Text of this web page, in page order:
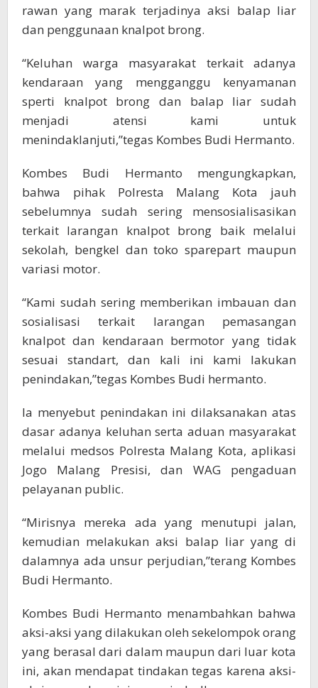
rawan yang marak terjadinya aksi balap liar
dan penggunaan knalpot brong.
“Keluhan warga masyarakat terkait adanya
kendaraan yang mengganggu kenyamanan
sperti knalpot brong dan balap liar sudah
menjadi atensi kami untuk
menindaklanjuti,”tegas Kombes Budi Hermanto.
Kombes Budi Hermanto mengungkapkan,
bahwa pihak Polresta Malang Kota jauh
sebelumnya sudah sering mensosialisasikan
terkait larangan knalpot brong baik melalui
sekolah, bengkel dan toko sparepart maupun
variasi motor.
“Kami sudah sering memberikan imbauan dan
sosialisasi terkait larangan pemasangan
knalpot dan kendaraan bermotor yang tidak
sesuai standart, dan kali ini kami lakukan
penindakan,”tegas Kombes Budi hermanto.
Ia menyebut penindakan ini dilaksanakan atas
dasar adanya keluhan serta aduan masyarakat
melalui medsos Polresta Malang Kota, aplikasi
Jogo Malang Presisi, dan WAG pengaduan
pelayanan public.
“Mirisnya mereka ada yang menutupi jalan,
kemudian melakukan aksi balap liar yang di
dalamnya ada unsur perjudian,”terang Kombes
Budi Hermanto.
Kombes Budi Hermanto menambahkan bahwa
aksi-aksi yang dilakukan oleh sekelompok orang
yang berasal dari dalam maupun dari luar kota
ini, akan mendapat tindakan tegas karena aksi-